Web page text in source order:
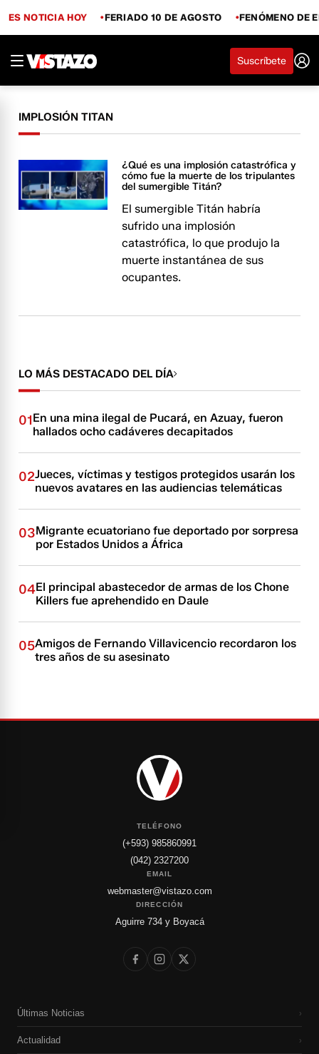
ES NOTICIA HOY FERIADO 10 DE AGOSTO FENÓMENO DE
Suscríbete
IMPLOSIÓN TITAN
¿Qué es una implosión catastrófica y
cómo fue la muerte de los tripulantes
del sumergible Titán?
El sumergible Titán habría
sufrido una implosión
catastrófica, lo que produjo la
muerte instantánea de sus
ocupantes.
LO MÁS DESTACADO DEL DÍA
01En una mina ilegal de Pucará, en Azuay, fueron
hallados ocho cadáveres decapitados
02Jueces, víctimas y testigos protegidos usarán los
nuevos avatares en las audiencias telemáticas
03Migrante ecuatoriano fue deportado por sorpresa
por Estados Unidos a África
04El principal abastecedor de armas de los Chone
Killers fue aprehendido en Daule
05Amigos de Fernando Villavicencio recordaron los
tres años de su asesinato
TELÉFONO
(+593) 985860991
(042) 2327200
EMAIL
webmaster@vistazo.com
DIRECCIÓN
Aguirre 734 y Boyacá
Últimas Noticias ›
Actualidad ›